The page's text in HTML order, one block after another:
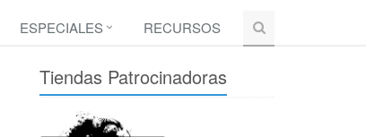
ESPECIALES RECURSOS
Tiendas Patrocinadoras